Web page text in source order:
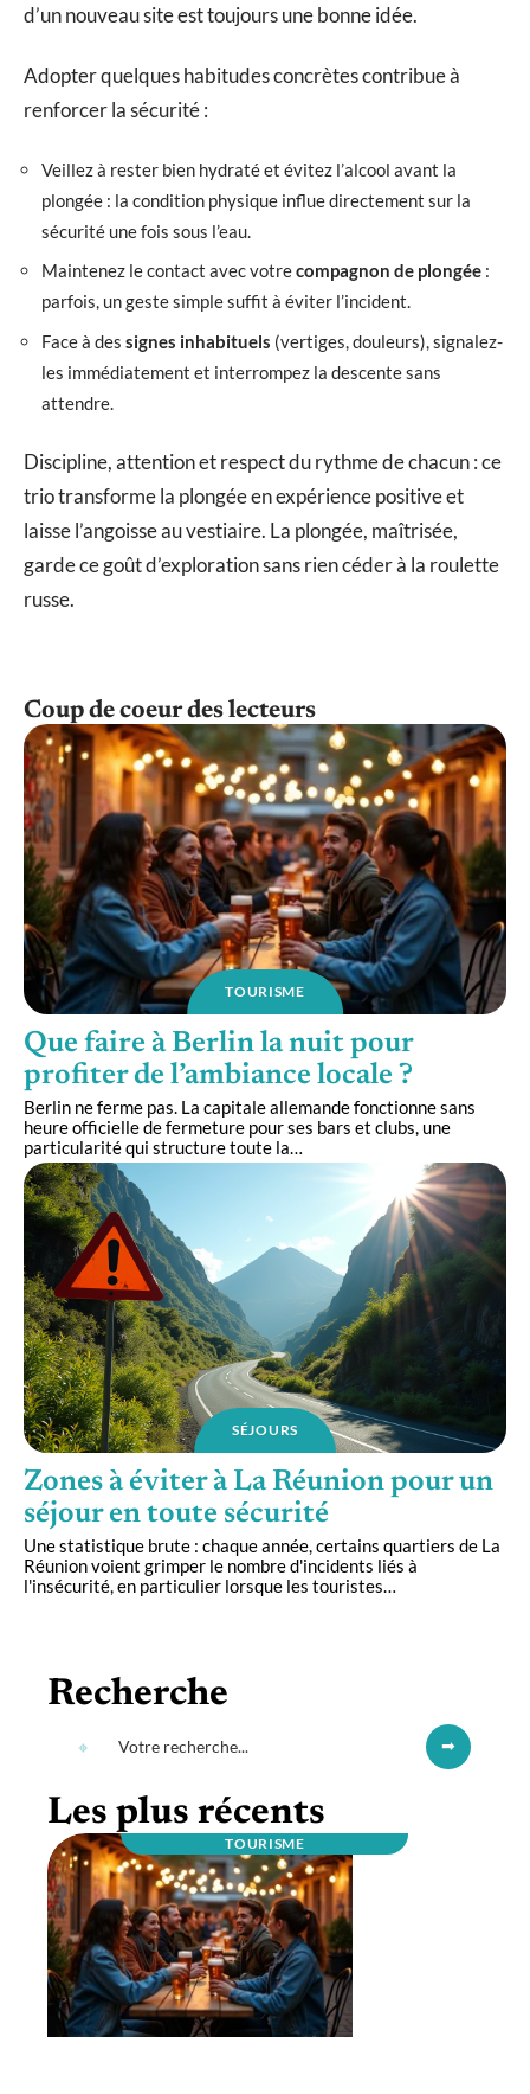
d’un nouveau site est toujours une bonne idée.
Adopter quelques habitudes concrètes contribue à
renforcer la sécurité :
Veillez à rester bien hydraté et évitez l’alcool avant la
plongée : la condition physique influe directement sur la
sécurité une fois sous l’eau.
Maintenez le contact avec votrecompagnon de plongée :
parfois, un geste simple suffit à éviter l’incident.
Face à des signes inhabituels (vertiges, douleurs), signalez-
les immédiatement et interrompez la descente sans
attendre.
Discipline, attention et respect du rythme de chacun : ce
trio transforme la plongée en expérience positive et
laisse l’angoisse au vestiaire. La plongée, maîtrisée,
garde ce goût d’exploration sans rien céder à la roulette
russe.
Coup de coeur des lecteurs
TOURISME
Que faire à Berlin la nuit pour
profiter de l’ambiance locale ?
Berlin ne ferme pas. La capitale allemande fonctionne sans
heure officielle de fermeture pour ses bars et clubs, une
particularité qui structure toute la…
SÉJOURS
Zones à éviter à La Réunion pour un
séjour en toute sécurité
Une statistique brute : chaque année, certains quartiers de La
Réunion voient grimper le nombre d'incidents liés à
l'insécurité, en particulier lorsque les touristes…
Recherche
Les plus récents
TOURISME